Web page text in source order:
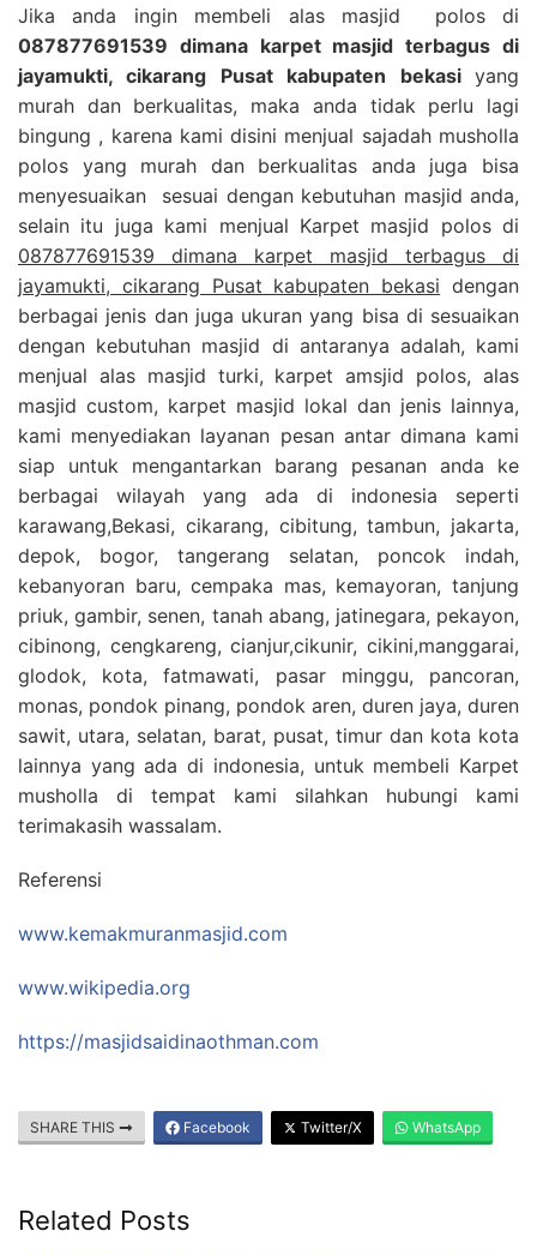
Jika anda ingin membeli alas masjid polos di
087877691539 dimana karpet masjid terbagus di
jayamukti, cikarang Pusat kabupaten bekasi yang
murah dan berkualitas, maka anda tidak perlu lagi
bingung , karena kami disini menjual sajadah musholla
polos yang murah dan berkualitas anda juga bisa
menyesuaikan sesuai dengan kebutuhan masjid anda,
selain itu juga kami menjual Karpet masjid polos di
087877691539 dimana karpet masjid terbagus di
jayamukti, cikarang Pusat kabupaten bekasi dengan
berbagai jenis dan juga ukuran yang bisa di sesuaikan
dengan kebutuhan masjid di antaranya adalah, kami
menjual alas masjid turki, karpet amsjid polos, alas
masjid custom, karpet masjid lokal dan jenis lainnya,
kami menyediakan layanan pesan antar dimana kami
siap untuk mengantarkan barang pesanan anda ke
berbagai wilayah yang ada di indonesia seperti
karawang,Bekasi, cikarang, cibitung, tambun, jakarta,
depok, bogor, tangerang selatan, poncok indah,
kebanyoran baru, cempaka mas, kemayoran, tanjung
priuk, gambir, senen, tanah abang, jatinegara, pekayon,
cibinong, cengkareng, cianjur,cikunir, cikini,manggarai,
glodok, kota, fatmawati, pasar minggu, pancoran,
monas, pondok pinang, pondok aren, duren jaya, duren
sawit, utara, selatan, barat, pusat, timur dan kota kota
lainnya yang ada di indonesia, untuk membeli Karpet
musholla di tempat kami silahkan hubungi kami
terimakasih wassalam.
Referensi
www.kemakmuranmasjid.com
www.wikipedia.org
https://masjidsaidinaothman.com
SHARE THIS Facebook Twitter/X WhatsApp
Related Posts